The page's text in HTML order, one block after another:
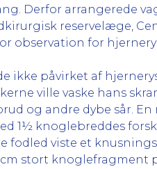
Derfor arrangerede
reservelæge,
observation for
ikke påvirket af
ville vaske hans
og andre dybe sår.
1½ knoglebreddes
fodled viste et
stort knoglefragment